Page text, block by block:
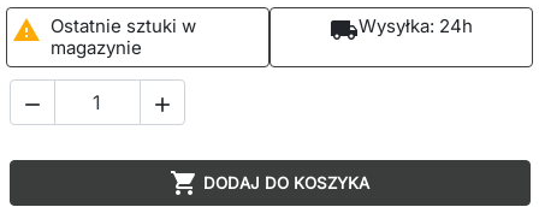

Ostatnie sztuki w
magazynie
local_shippingWysyłka: 24h
 
 DODAJ DO KOSZYKA